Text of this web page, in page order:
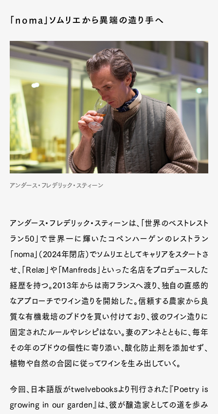
「noma」ソムリエから異端の造り手へ
アンダース・フレデリック・スティーン
アンダース・フレデリック・スティーンは、「世界のベストレスト
ラン50」で世界一に輝いたコペンハーゲンのレストラン
「noma」（2024年閉店）でソムリエとしてキャリアをスタートさ
せ、「Relæ」や「Manfreds」といった名店をプロデュースした
経歴を持つ。2013年からは南フランスへ渡り、独自の直感的
なアプローチでワイン造りを開始した。信頼する農家から良
質な有機栽培のブドウを買い付けており、彼のワイン造りに
固定されたルールやレシピはない。妻のアンネとともに、毎年
その年のブドウの個性に寄り添い、酸化防止剤を添加せず、
植物や自然の合図に従ってワインを生み出していく。
今回、日本語版がtwelvebooksより刊行された『Poetry is
growing in our garden』は、彼が醸造家としての道を歩み